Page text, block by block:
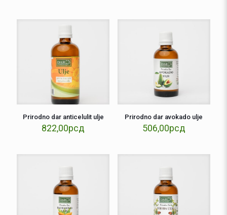
Prirodno dar anticelulit ulje
822,00рсд
Prirodno dar avokado ulje
506,00рсд